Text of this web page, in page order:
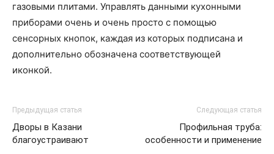
газовыми плитами. Управлять данными кухонными
приборами очень и очень просто с помощью
сенсорных кнопок, каждая из которых подписана и
дополнительно обозначена соответствующей
иконкой.
Предыдущая статья
Дворы в Казани
благоустраивают
Следующая статья
Профильная труба:
особенности и применение